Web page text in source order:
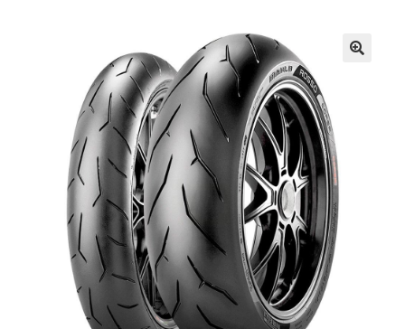
menu
Kaip užsisakyti